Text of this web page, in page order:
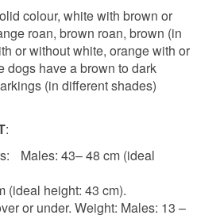
colour, white with brown or
roan, brown roan, brown (in
or without white, orange with or
dogs have a brown to dark
(in different shades)
:
Males: 43– 48 cm (ideal
(ideal height: 43 cm).
or under. Weight: Males: 13 –